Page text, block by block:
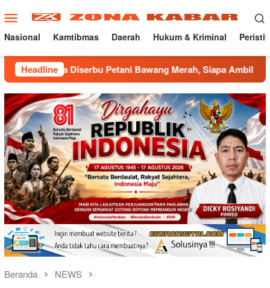
ke
konten
Menu
Mobile
Nasional Kamtibmas Daerah Hukum & Kriminal
Headline
Diserbu Petani Bawang Merah, Siapa Ambil Untung ???
Beranda NEWS